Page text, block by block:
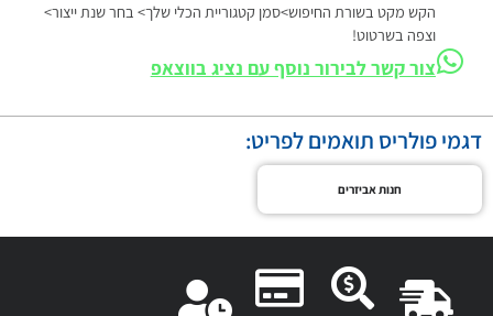
הקש מקט בשורת החיפוש>סמן קטגוריית הכלי שלך> בחר שנת ייצור>
וצפה בשרטוט!
צור קשר לבירור נוסף עם נציג בווצאפ
דגמי פולריס תואמים לפריט:
חנות אביזרים